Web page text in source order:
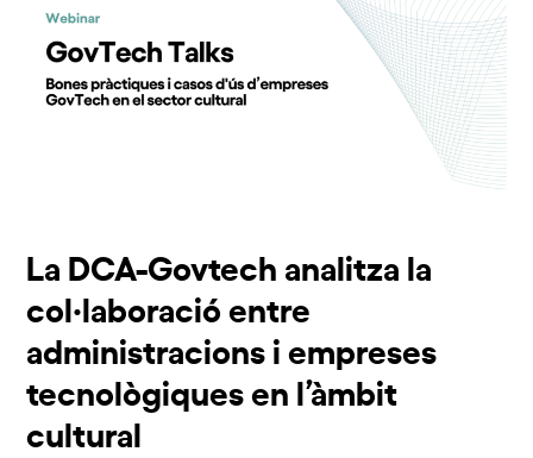
La DCA-Govtech analitza la
col·laboració entre
administracions i empreses
tecnològiques en l’àmbit
cultural